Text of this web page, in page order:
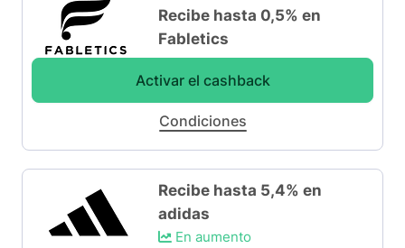
Recibe hasta 0,5% en
Fabletics
Activar el cashback
Condiciones
Recibe hasta 5,4% en
adidas
En aumento